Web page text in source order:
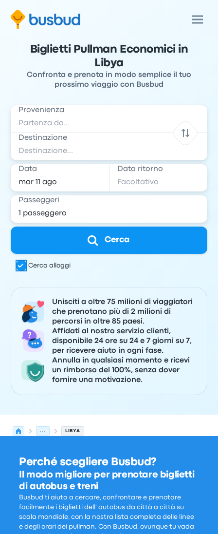
Biglietti Pullman Economici in
Libya
Confronta e prenota in modo semplice il tuo
prossimo viaggio con Busbud
Provenienza
Destinazione
Data Data ritorno
Passeggeri
Cerca
Cerca alloggi
Unisciti a oltre 75 milioni di viaggiatori
che prenotano più di 2 milioni di
percorsi in oltre 85 paesi.
Affidati al nostro servizio clienti,
disponibile 24 ore su 24 e 7 giorni su 7,
per ricevere aiuto in ogni fase.
Annulla in qualsiasi momento e ricevi
un rimborso del 100%, senza dover
fornire una motivazione.
... LIBYA
Perché scegliere Busbud?
Il modo migliore per prenotare biglietti
di autobus e treni
Busbud ti aiuta a cercare, confrontare e prenotare
facilmente i biglietti dell' autobus da città a città su
scala mondiale, con la nostra lista completa delle linee
e degli orari dei pullman. Con Busbud, ovunque tu vada